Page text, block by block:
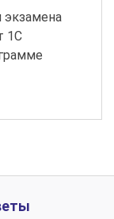
экзамена
1С